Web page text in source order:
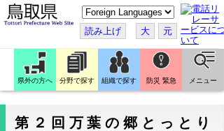
こ
の
ペ
ー
ジ
翻
訳
す
読み上げ 大 元
県外の方へ 分野で探す 組織で探す 防災 緊急 メニュー
第２回万葉の郷とっとり